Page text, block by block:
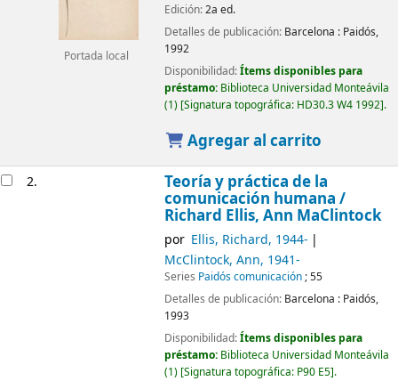
Portada local
Edición:2a ed.
Detalles de publicación: Barcelona : Paidós,
1992
Disponibilidad:Ítems disponibles para
préstamo: Biblioteca Universidad Monteávila
(1) Signatura topográfica: HD30.3 W4 1992 .
Agregar al carrito
2. Teoría y práctica de la
comunicación humana /
Richard Ellis, Ann MaClintock
por Ellis, Richard, 1944-
McClintock, Ann, 1941-
Series Paidós comunicación; 55
Detalles de publicación: Barcelona : Paidós,
1993
Disponibilidad:Ítems disponibles para
préstamo: Biblioteca Universidad Monteávila
(1) Signatura topográfica: P90 E5 .